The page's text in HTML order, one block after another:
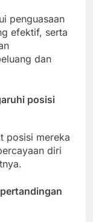
penguasaan
efektif, serta
dan
posisi
posisi mereka
diri